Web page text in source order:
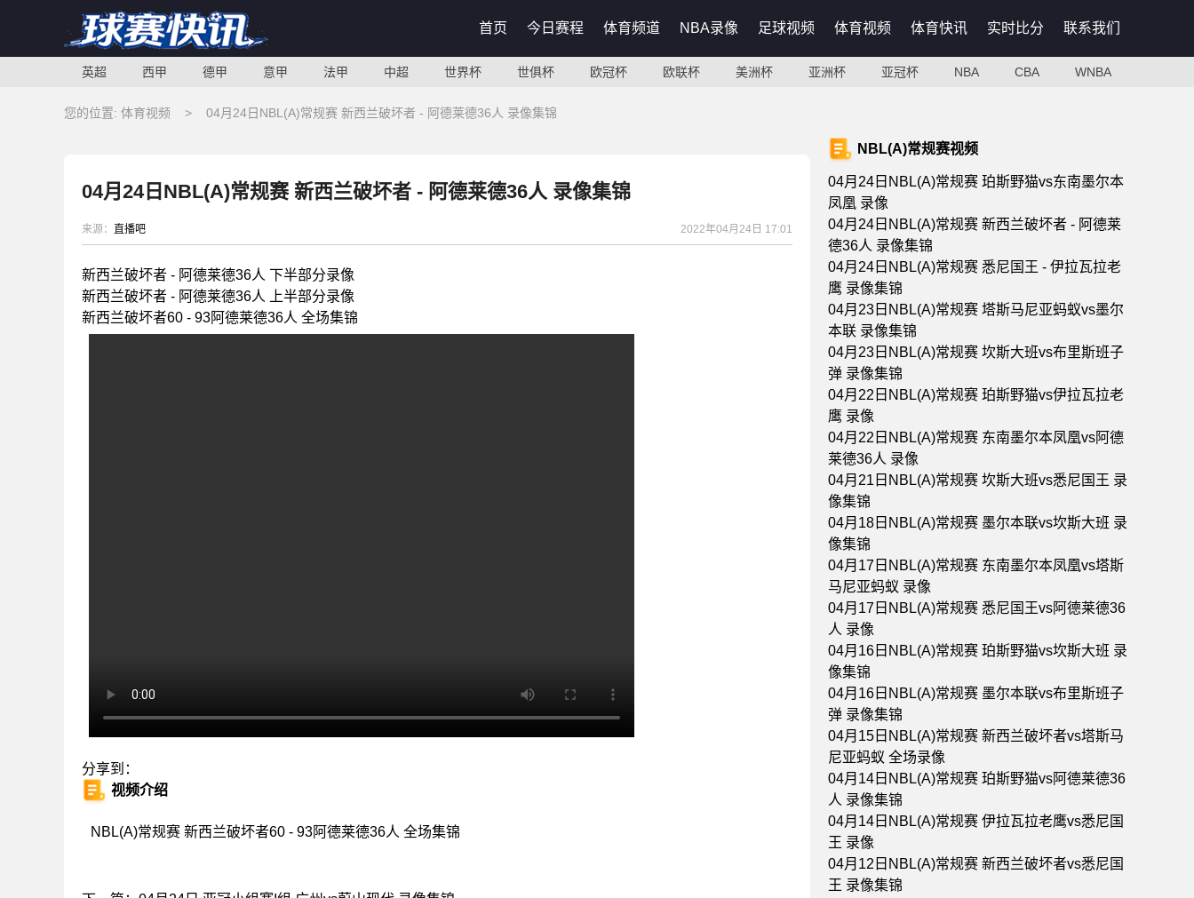
首页 今日赛程 体育频道 NBA录像 足球视频 体育视频 体育快讯 实时比分 联系我们
英超 西甲 德甲 意甲 法甲 中超 世界杯 世俱杯 欧冠杯 欧联杯 美洲杯 亚洲杯 亚冠杯 NBA CBA WNBA
您的位置: 体育视频 > 04月24日NBL(A)常规赛 新西兰破坏者 - 阿德莱德36人 录像集锦
04月24日NBL(A)常规赛 新西兰破坏者 - 阿德莱德36人 录像集锦
来源： 直播吧 2022年04月24日 17:01
新西兰破坏者 - 阿德莱德36人 下半部分录像
新西兰破坏者 - 阿德莱德36人 上半部分录像
新西兰破坏者60 - 93阿德莱德36人 全场集锦
分享到：
视频介绍
NBL(A)常规赛 新西兰破坏者60 - 93阿德莱德36人 全场集锦
NBL(A)常规赛视频
04月24日NBL(A)常规赛 珀斯野猫vs东南墨尔本
凤凰 录像
04月24日NBL(A)常规赛 新西兰破坏者 - 阿德莱
德36人 录像集锦
04月24日NBL(A)常规赛 悉尼国王 - 伊拉瓦拉老
鹰 录像集锦
04月23日NBL(A)常规赛 塔斯马尼亚蚂蚁vs墨尔
本联 录像集锦
04月23日NBL(A)常规赛 坎斯大班vs布里斯班子
弹 录像集锦
04月22日NBL(A)常规赛 珀斯野猫vs伊拉瓦拉老
鹰 录像
04月22日NBL(A)常规赛 东南墨尔本凤凰vs阿德
莱德36人 录像
04月21日NBL(A)常规赛 坎斯大班vs悉尼国王 录
像集锦
04月18日NBL(A)常规赛 墨尔本联vs坎斯大班 录
像集锦
04月17日NBL(A)常规赛 东南墨尔本凤凰vs塔斯
马尼亚蚂蚁 录像
04月17日NBL(A)常规赛 悉尼国王vs阿德莱德36
人 录像
04月16日NBL(A)常规赛 珀斯野猫vs坎斯大班 录
像集锦
04月16日NBL(A)常规赛 墨尔本联vs布里斯班子
弹 录像集锦
04月15日NBL(A)常规赛 新西兰破坏者vs塔斯马
尼亚蚂蚁 全场录像
04月14日NBL(A)常规赛 珀斯野猫vs阿德莱德36
人 录像集锦
04月14日NBL(A)常规赛 伊拉瓦拉老鹰vs悉尼国
王 录像
04月12日NBL(A)常规赛 新西兰破坏者vs悉尼国
王 录像集锦